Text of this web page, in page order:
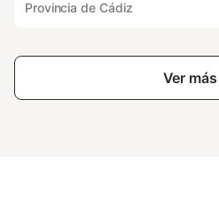
Provincia de Cádiz
Ver más